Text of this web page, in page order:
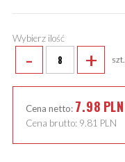
Wybierz ilość
- + szt.
Cena netto: 7.98 PLN
Cena brutto: 9.81 PLN